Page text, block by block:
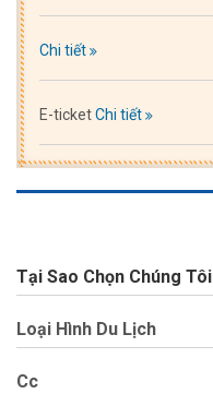
Chi tiết
E-ticketChi tiết
Tại Sao Chọn Chúng Tôi
Loại Hình Du Lịch
Cc